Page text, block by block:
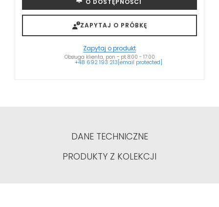
O DOSTĘPNOŚCI
ZAPYTAJ O PRÓBKĘ
Zapytaj o produkt
Obsługa klienta, pon - pt 8:00 - 17:00
+48 692 193 213[email protected]
DANE TECHNICZNE
PRODUKTY Z KOLEKCJI